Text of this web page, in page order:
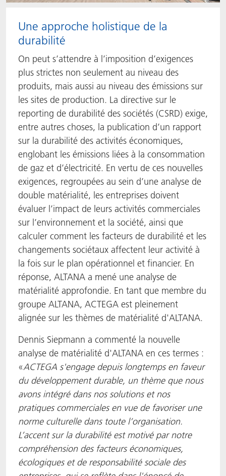
Une approche holistique de la
durabilité
On peut s’attendre à l’imposition d’exigences
plus strictes non seulement au niveau des
produits, mais aussi au niveau des émissions sur
les sites de production. La directive sur le
reporting de durabilité des sociétés (CSRD) exige,
entre autres choses, la publication d’un rapport
sur la durabilité des activités économiques,
englobant les émissions liées à la consommation
de gaz et d’électricité. En vertu de ces nouvelles
exigences, regroupées au sein d’une analyse de
double matérialité, les entreprises doivent
évaluer l’impact de leurs activités commerciales
sur l’environnement et la société, ainsi que
calculer comment les facteurs de durabilité et les
changements sociétaux affectent leur activité à
la fois sur le plan opérationnel et financier. En
réponse, ALTANA a mené une analyse de
matérialité approfondie. En tant que membre du
groupe ALTANA, ACTEGA est pleinement
alignée sur les thèmes de matérialité d'ALTANA.
Dennis Siepmann a commenté la nouvelle
analyse de matérialité d'ALTANA en ces termes :
«ACTEGA s'engage depuis longtemps en faveur
du développement durable, un thème que nous
avons intégré dans nos solutions et nos
pratiques commerciales en vue de favoriser une
norme culturelle dans toute l’organisation.
L’accent sur la durabilité est motivé par notre
compréhension des facteurs économiques,
écologiques et de responsabilité sociale des